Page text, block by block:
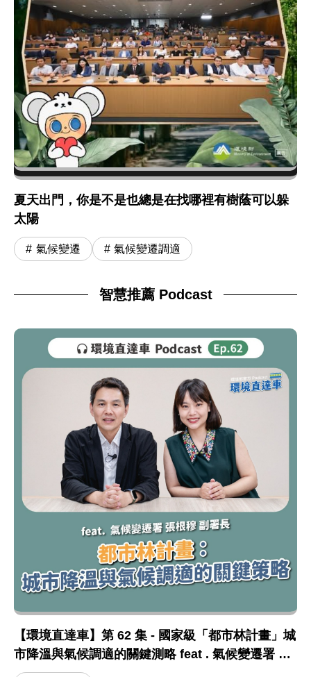
夏天出門，你是不是也總是在找哪裡有樹蔭可以躲
太陽
氣候變遷 氣候變遷調適
智慧推薦 Podcast
【環境直達車】第 62 集 - 國家級「都市林計畫」城
市降溫與氣候調適的關鍵測略 feat . 氣候變遷署 張
根穆副署長